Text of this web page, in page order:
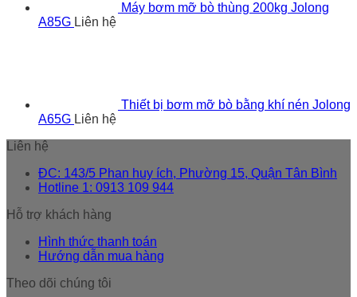
Máy bơm mỡ bò thùng 200kg Jolong
A85G Liên hệ
Thiết bị bơm mỡ bò bằng khí nén Jolong
A65G Liên hệ
Liên hệ
ĐC: 143/5 Phan huy ích, Phường 15, Quận Tân Bình
Hotline 1: 0913 109 944
Hỗ trợ khách hàng
Hình thức thanh toán
Hướng dẫn mua hàng
Theo dõi chúng tôi